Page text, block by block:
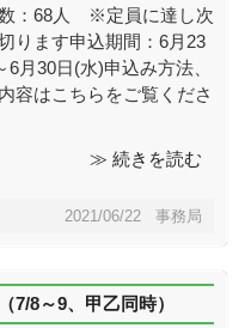
：68人 ※定員に達し次
ります申込期間：6月23
6月30日(水)申込み方法、
容はこちらをご覧くださ
≫ 続きを読む
2021/06/22 事務局
7/8～9、甲乙同時）